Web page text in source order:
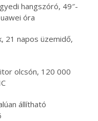
hangszóró, 49″-
óra
21 napos üzemidő,
olcsón, 120 000
állítható